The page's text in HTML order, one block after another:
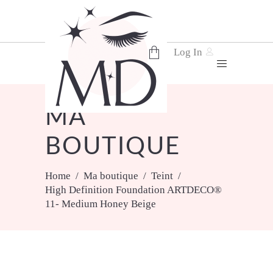
No products in the cart.
Log In
MA
BOUTIQUE
Home / Ma boutique / Teint /
High Definition Foundation ARTDECO®
11- Medium Honey Beige